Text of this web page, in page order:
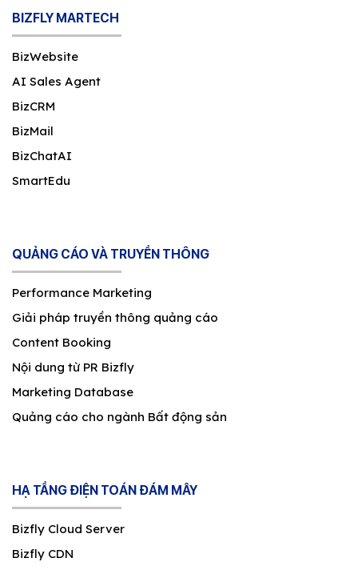
BIZFLY MARTECH
BizWebsite
AI Sales Agent
BizCRM
BizMail
BizChatAI
SmartEdu
QUẢNG CÁO VÀ TRUYỀN THÔNG
Performance Marketing
Giải pháp truyền thông quảng cáo
Content Booking
Nội dung từ PR Bizfly
Marketing Database
Quảng cáo cho ngành Bất động sản
HẠ TẦNG ĐIỆN TOÁN ĐÁM MÂY
Bizfly Cloud Server
Bizfly CDN